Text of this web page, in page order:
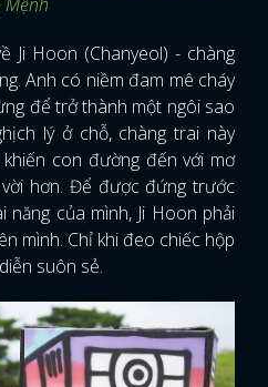
Ji Hoon (Chanyeol) - chàng
Anh có niềm đam mê cháy
để trở thành một ngôi sao
lý ở chỗ, chàng trai này
con đường đến với mơ
hơn. Để được đứng trước
của mình, Ji Hoon phải
mình. Chỉ khi đeo chiếc hộp
suôn sẻ.